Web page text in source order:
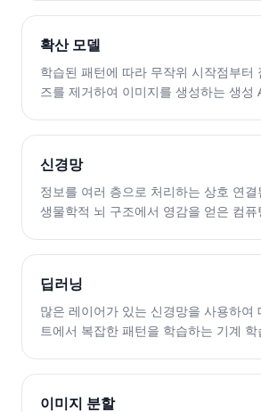
확산 모델
학습된 패턴에 따라 무작위 시작점부터
즈를 제거하여 이미지를 생성하는 생성
신경망
정보를 여러 층으로 처리하는 상호 연
생물학적 뇌 구조에서 영감을 얻은 컴
딥러닝
많은 레이어가 있는 신경망을 사용하여
트에서 복잡한 패턴을 학습하는 기계 학
이미지 분할